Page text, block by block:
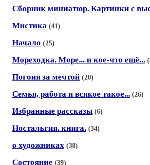
Сборник миниатюр. Картинки с
Мистика (41)
Начало (25)
Мореходка. Море... и кое-что ещё...
Погоня за мечтой (20)
Семья, работа и всякое такое... (26)
Избранные рассказы (6)
Ностальгия. книга. (34)
о художниках (38)
Состояние (39)